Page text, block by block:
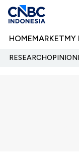
HOMEMARKETMY
RESEARCHOPINION